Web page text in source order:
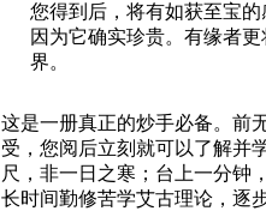
您得到后，将有如获至宝
因为它确实珍贵。有缘者
界。
这是一册真正的炒手必备。前
受，您阅后立刻就可以了解并
尺，非一日之寒；台上一分钟
长时间勤修苦学艾古理论，逐